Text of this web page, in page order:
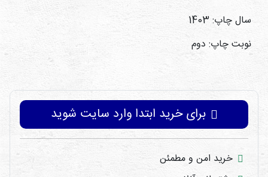
سال چاپ: 1403
نوبت چاپ: دوم
برای خرید ابتدا وارد سایت شوید
خرید امن و مطمئن